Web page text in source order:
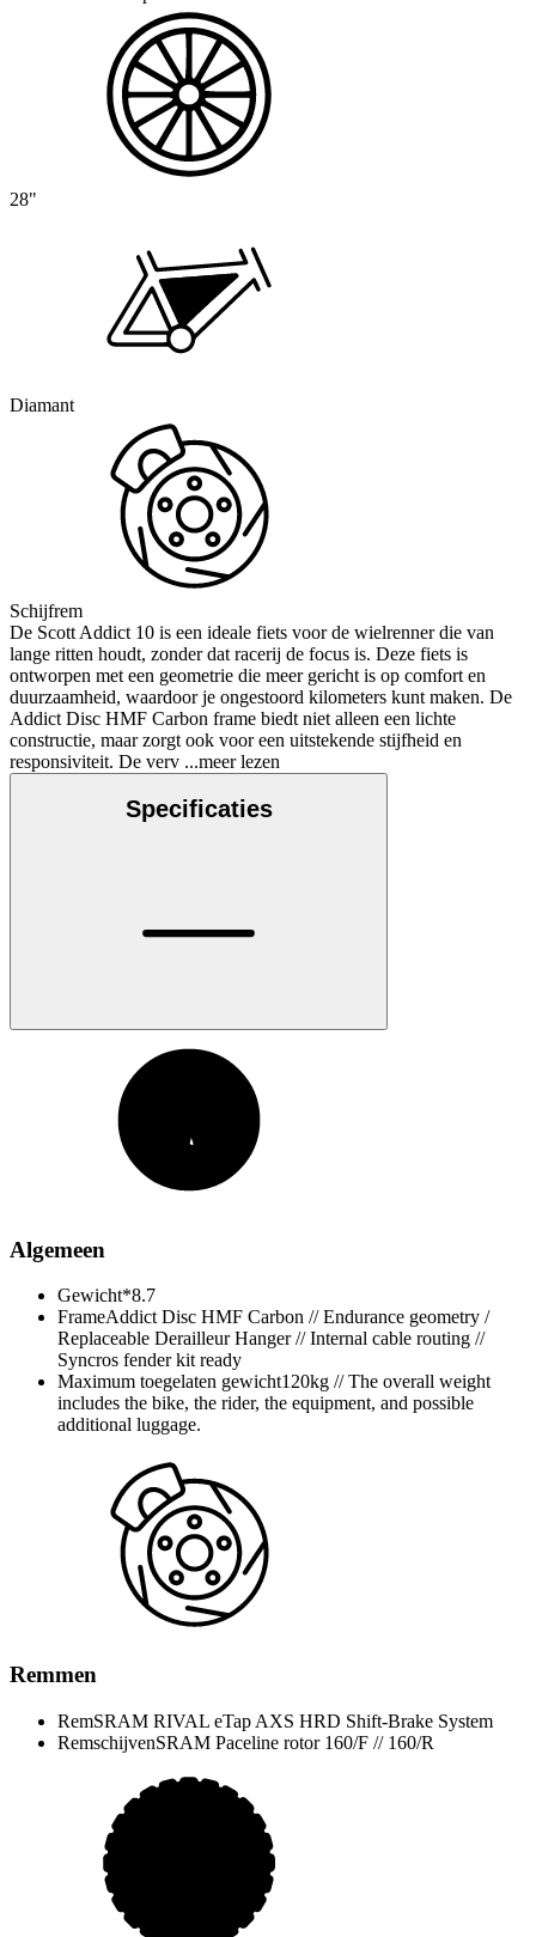
28"
Diamant
Schijfrem
De Scott Addict 10 is een ideale fiets voor de wielrenner die van
lange ritten houdt, zonder dat racerij de focus is. Deze fiets is
ontworpen met een geometrie die meer gericht is op comfort en
duurzaamheid, waardoor je ongestoord kilometers kunt maken. De
Addict Disc HMF Carbon frame biedt niet alleen een lichte
constructie, maar zorgt ook voor een uitstekende stijfheid en
responsiviteit. De verv ...meer lezen
Specificaties
Algemeen
Gewicht*8.7
FrameAddict Disc HMF Carbon // Endurance geometry /
Replaceable Derailleur Hanger // Internal cable routing //
Syncros fender kit ready
Maximum toegelaten gewicht120kg // The overall weight
includes the bike, the rider, the equipment, and possible
additional luggage.
Remmen
RemSRAM RIVAL eTap AXS HRD Shift-Brake System
RemschijvenSRAM Paceline rotor 160/F // 160/R